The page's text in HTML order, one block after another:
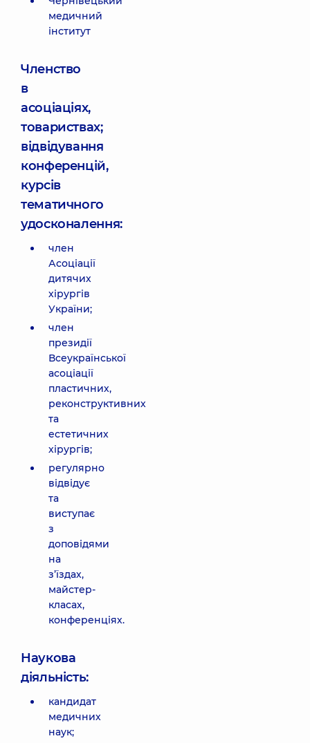
медичний
інститут
Членство
в
асоціаціях,
товариствах;
відвідування
конференцій,
курсів
тематичного
удосконалення:
член
Асоціації
дитячих
хірургів
України;
член
президії
Всеукраїнської
асоціації
пластичних,
реконструктивних
та
естетичних
хірургів;
регулярно
відвідує
та
виступає
з
доповідями
на
з’їздах,
майстер-
класах,
конференціях.
Наукова
діяльність:
кандидат
медичних
наук;